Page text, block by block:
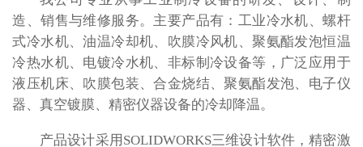
造、销售与维修服务。主要产品有：工业冷水机、螺杆
式冷水机、油温冷却机、吹膜冷风机、聚氨酯发泡恒温
冷热水机、电镀冷水机、非标制冷设备等，广泛应用于
液压机床、吹膜包装、合金烧结、聚氨酯发泡、电子仪
器、真空镀膜、精密仪器设备的冷却降温。
产品设计采用SOLIDWORKS三维设计软件，精密激